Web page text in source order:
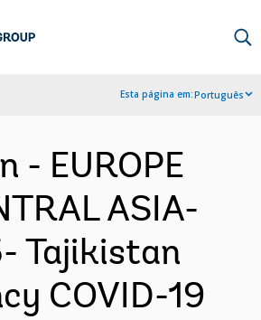
Esta página em:Português
- EUROPE
ASIA-
Tajikistan
COVID-19